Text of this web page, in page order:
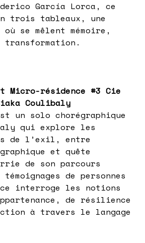
García Lorca, ce
trois tableaux, une
se mêlent mémoire,
transformation.
résidence #3 Cie
Coulibaly
un solo chorégraphique
qui explore les
de l’exil, entre
et quête
de son parcours
de personnes
interroge les notions
de résilience
à travers le langage